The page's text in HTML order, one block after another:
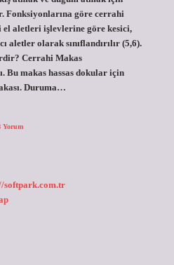
Fonksiyonlarına göre cerrahi
aletleri işlevlerine göre kesici,
aletler olarak sınıflandırılır (5,6).
Cerrahi Makas
Bu makas hassas dokular için
Duruma…
Yorum
softpark.com.tr